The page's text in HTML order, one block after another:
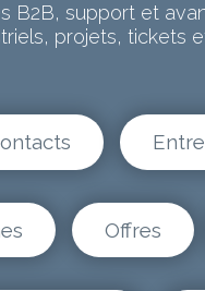
B2B, support et
projets, tickets
Offres